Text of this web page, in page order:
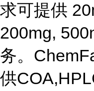
求可提供
200mg,
务。
供